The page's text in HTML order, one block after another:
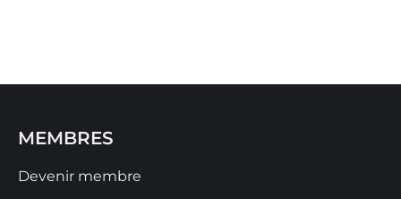
MEMBRES
Devenir membre